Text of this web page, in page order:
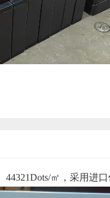
44321Dots/㎡，采用进